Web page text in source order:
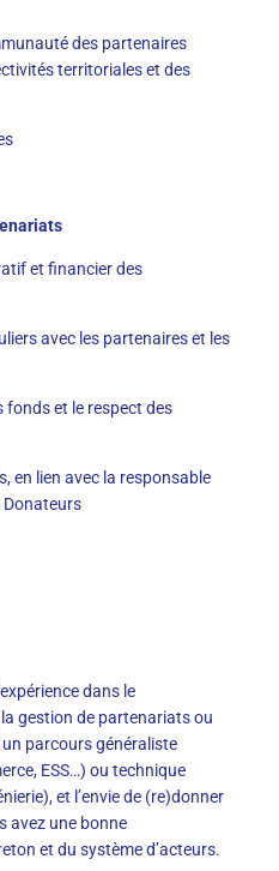
des partenaires
territoriales et des
et financier des
avec les partenaires et les
et le respect des
lien avec la responsable
dans le
gestion de partenariats ou
un parcours généraliste
ESS…) ou technique
et l’envie de (re)donner
avez une bonne
et du système d’acteurs.